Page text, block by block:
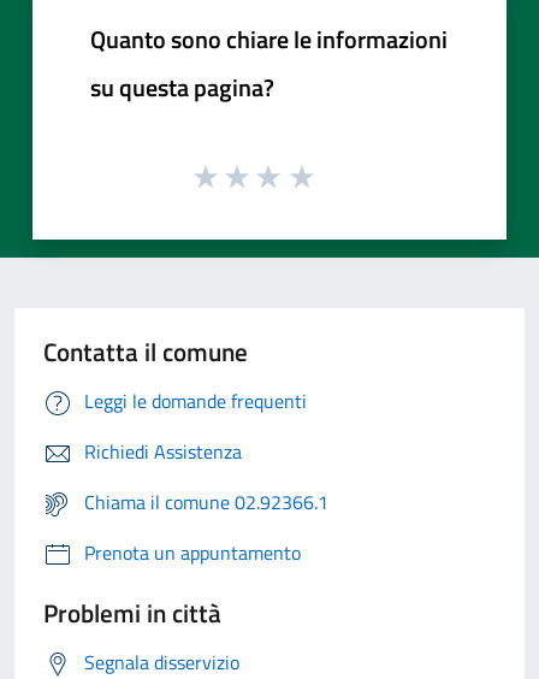
Quanto sono chiare le informazioni
su questa pagina?
Contatta il comune
Leggi le domande frequenti
Richiedi Assistenza
Chiama il comune 02.92366.1
Prenota un appuntamento
Problemi in città
Segnala disservizio